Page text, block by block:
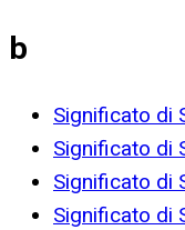
b
Significato di
Significato di
Significato di
Significato di